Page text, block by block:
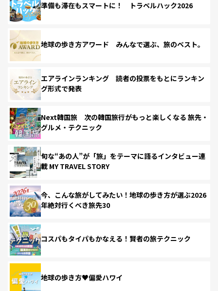
準備も滞在もスマートに！ トラベルハック2026
地球の歩き方アワード みんなで選ぶ、旅のベスト。
エアラインランキング 読者の投票をもとにランキン
グ形式で発表
Next韓国旅 次の韓国旅行がもっと楽しくなる 旅先・
グルメ・テクニック
旬な“あの人”が「旅」をテーマに語るインタビュー連
載 MY TRAVEL STORY
今、こんな旅がしてみたい！地球の歩き方が選ぶ2026
年絶対行くべき旅先30
コスパもタイパもかなえる！賢者の旅テクニック
地球の歩き方♥偏愛ハワイ